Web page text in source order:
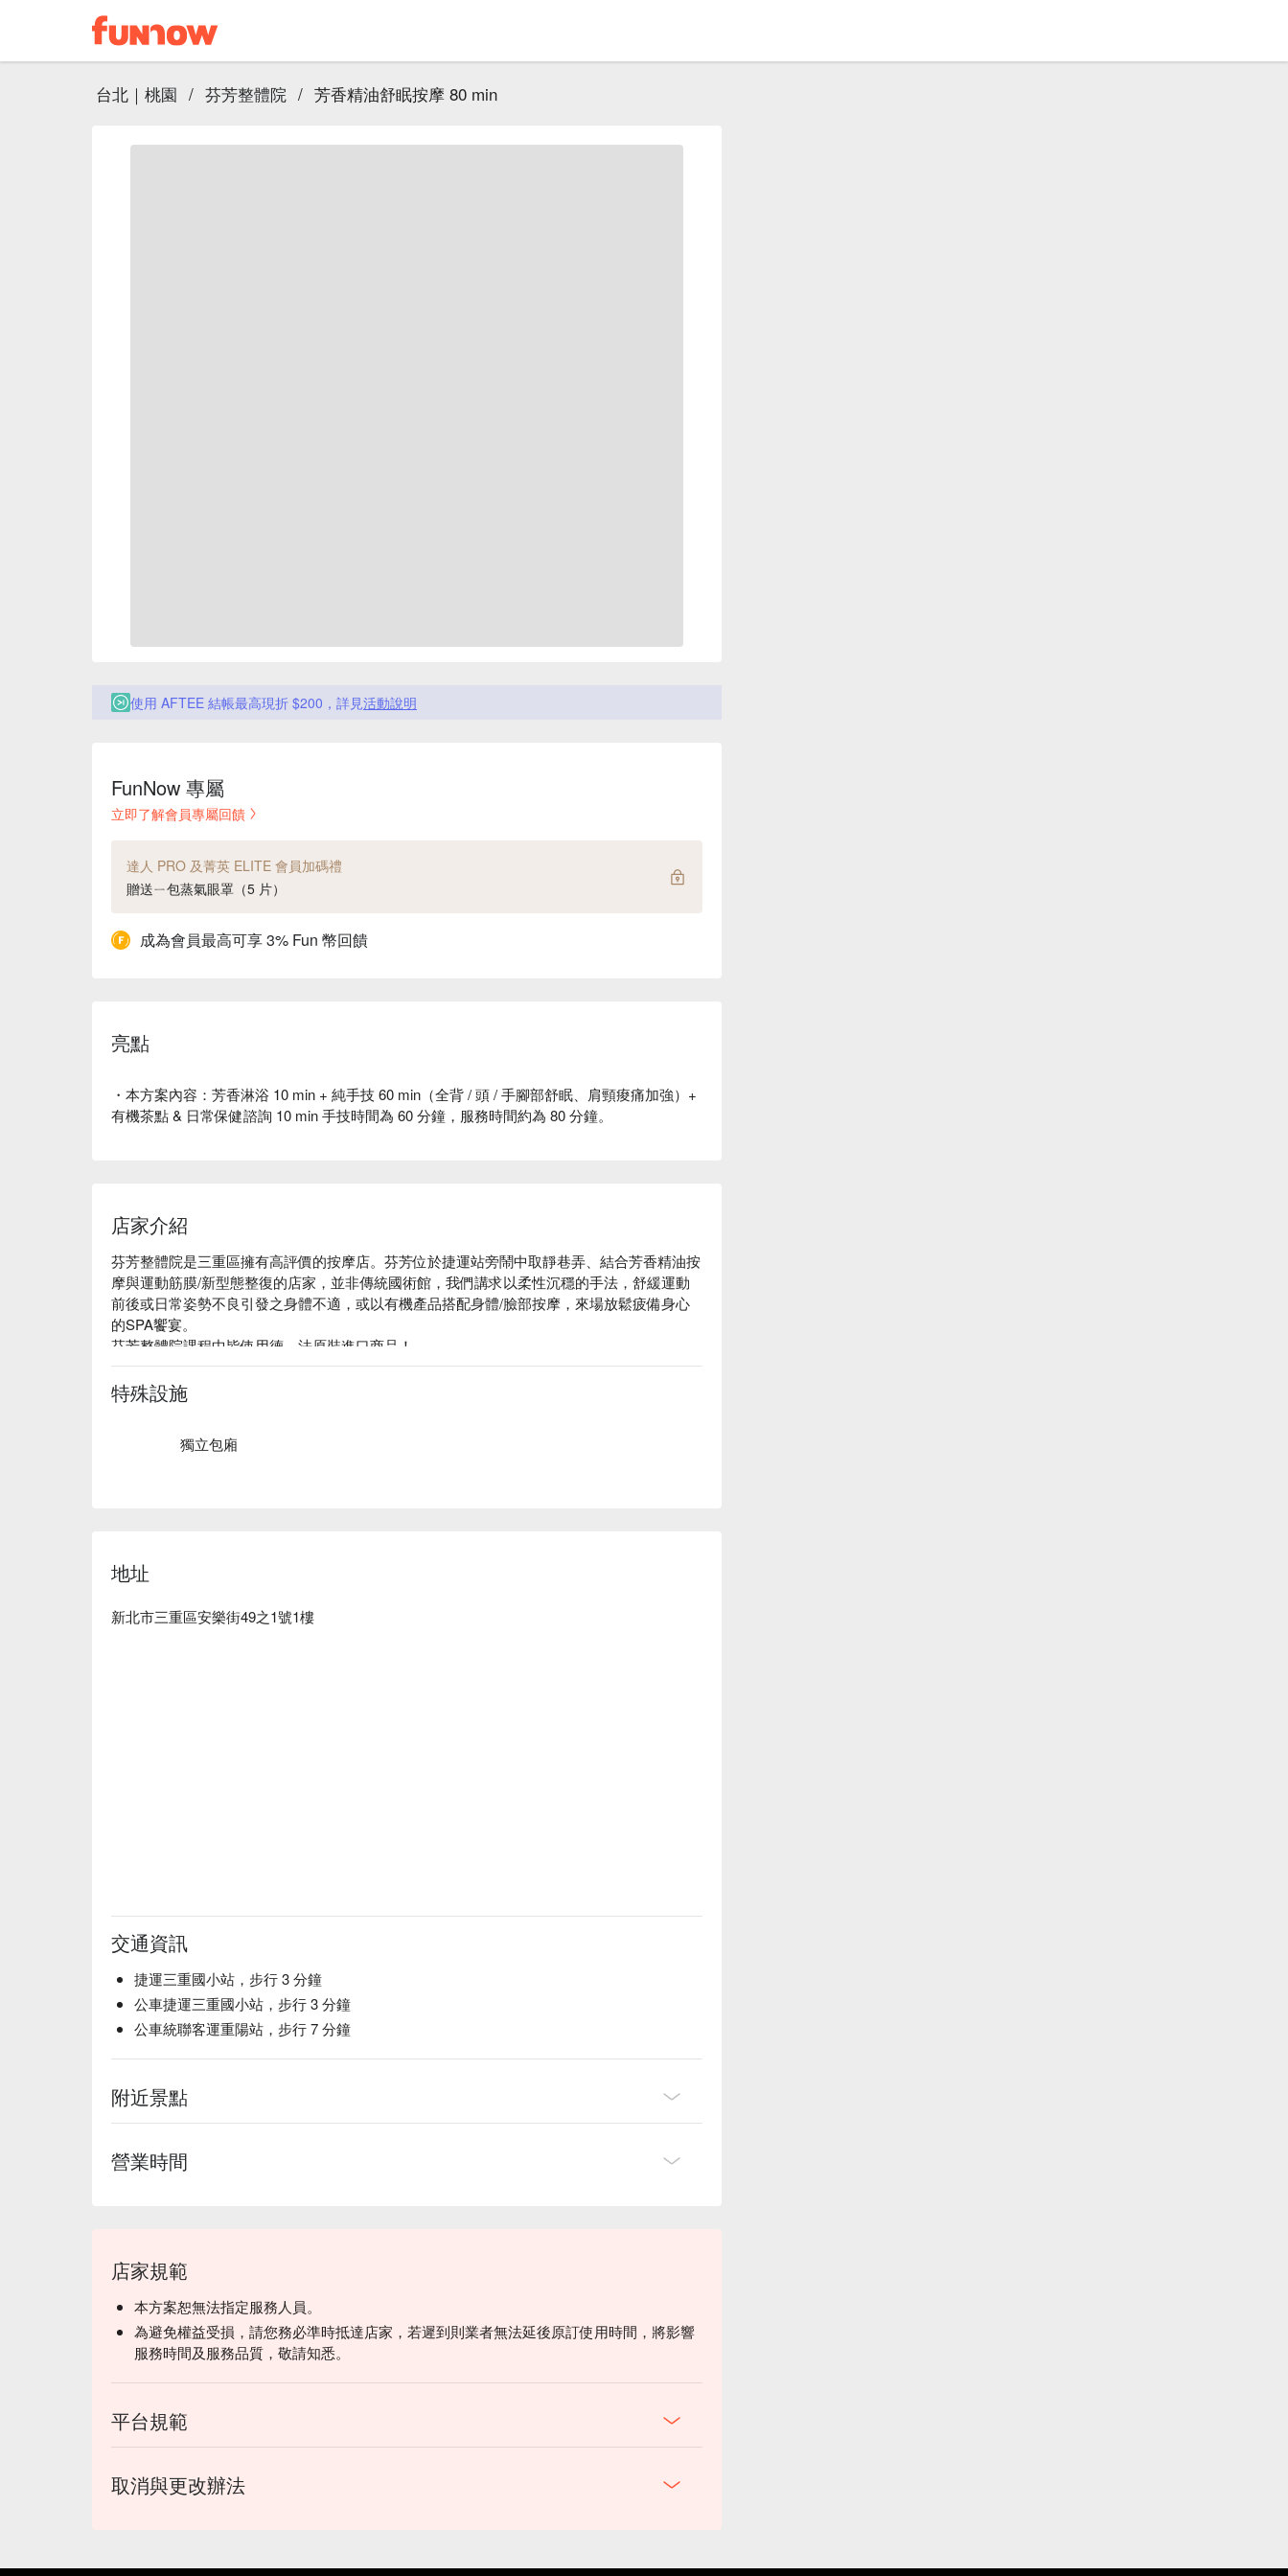
台北｜桃園 / 芬芳整體院 / 芳香精油舒眠按摩 80 min
使用 AFTEE 結帳最高現折 $200，詳見活動說明
FunNow 專屬
立即了解會員專屬回饋
達人 PRO 及菁英 ELITE 會員加碼禮
贈送ㄧ包蒸氣眼罩（5 片）
成為會員最高可享 3% Fun 幣回饋
亮點
・本方案內容：芳香淋浴 10 min + 純手技 60 min（全背 / 頭 / 手腳部舒眠、肩頸痠痛加強）+
有機茶點 & 日常保健諮詢 10 min 手技時間為 60 分鐘，服務時間約為 80 分鐘。
店家介紹
芬芳整體院是三重區擁有高評價的按摩店。芬芳位於捷運站旁鬧中取靜巷弄、結合芳香精油按
摩與運動筋膜/新型態整復的店家，並非傳統國術館，我們講求以柔性沉穩的手法，舒緩運動
前後或日常姿勢不良引發之身體不適，或以有機產品搭配身體/臉部按摩，來場放鬆疲備身心
的SPA饗宴。
芬芳整體院課程中皆使用德，法原裝進口商品！
芬芳整體院 評價：Google 5 星、FunNow 5 星好評
芬芳整體院 預約、價格、優惠立刻查看⬇︎
特殊設施
獨立包廂
地址
新北市三重區安樂街49之1號1樓
交通資訊
捷運三重國小站，步行 3 分鐘
公車捷運三重國小站，步行 3 分鐘
公車統聯客運重陽站，步行 7 分鐘
附近景點
營業時間
店家規範
本方案恕無法指定服務人員。
為避免權益受損，請您務必準時抵達店家，若遲到則業者無法延後原訂使用時間，將影響
服務時間及服務品質，敬請知悉。
平台規範
取消與更改辦法